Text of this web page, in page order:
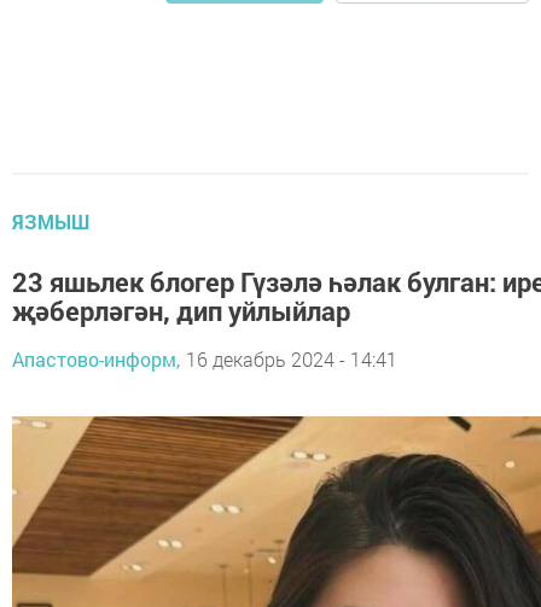
ЯЗМЫШ
23 яшьлек блогер Гүзәлә һәлак булган:
җәберләгән, дип уйлыйлар
Апастово-информ, 16 декабрь 2024 - 14:41